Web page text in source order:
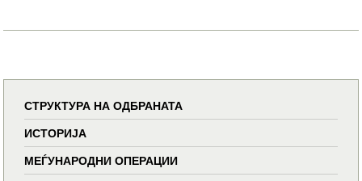
СТРУКТУРА НА ОДБРАНАТА
ИСТОРИЈА
МЕЃУНАРОДНИ ОПЕРАЦИИ